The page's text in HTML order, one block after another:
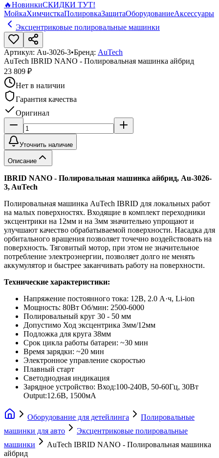
🔥НовинкиСКИДКИ ТУТ!
МойкаХимчисткаПолировкаЗащитаОборудованиеАксессуары
Эксцентриковые полировальные машинки
Артикул: Au-3026-3•Бренд: AuTech
AuTech IBRID NANO - Полировальная машинка айбрид
23 809 ₽
Нет в наличии
Гарантия качества
Оригинал
Уточнить наличие
Описание
IBRID NANO - Полировальная машинка айбрид, Au-3026-
3, AuTech
Полировальная машинка AuTech IBRID для локальных работ
на малых поверхностях. Входящие в комплект переходники
эксцентрики на 12мм и на 3мм значительно упрощают и
улучшают качество обрабатываемой поверхности. Насадка для
орбитального вращения позволяет точечно воздействовать на
поверхность. Тяговитый мотор, при этом не значительное
потребление электроэнергии, позволяет долго не менять
аккумулятор и быстрее заканчивать работу на поверхности.
Технические характеристики:
Напряжение постоянного тока: 12В, 2.0 А·ч, Li-ion
Мощность: 80Вт Об/мин: 2500-6000
Полировальный круг 30 - 50 мм
Допустимо Ход эксцентрика 3мм/12мм
Подложка для круга 38мм
Срок цикла работы батареи: ~30 мин
Время зарядки: ~20 мин
Электронное управление скоростью
Плавный старт
Светодиодная индикация
Зарядное устройство: Вход:100-240В, 50-60Гц, 30Вт
Output:12.6В, 1500мА
Оборудование для детейлинга
Полировальные
машинки для авто
Эксцентриковые полировальные
машинки
AuTech IBRID NANO - Полировальная машинка
айбрид